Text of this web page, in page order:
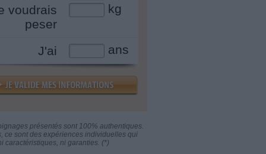
voudrais
peser
kg
J'ai ans
présentés sont 100% authentiques.
ce sont des expériences individuelles qui
caractéristiques, ni garanties. (*)